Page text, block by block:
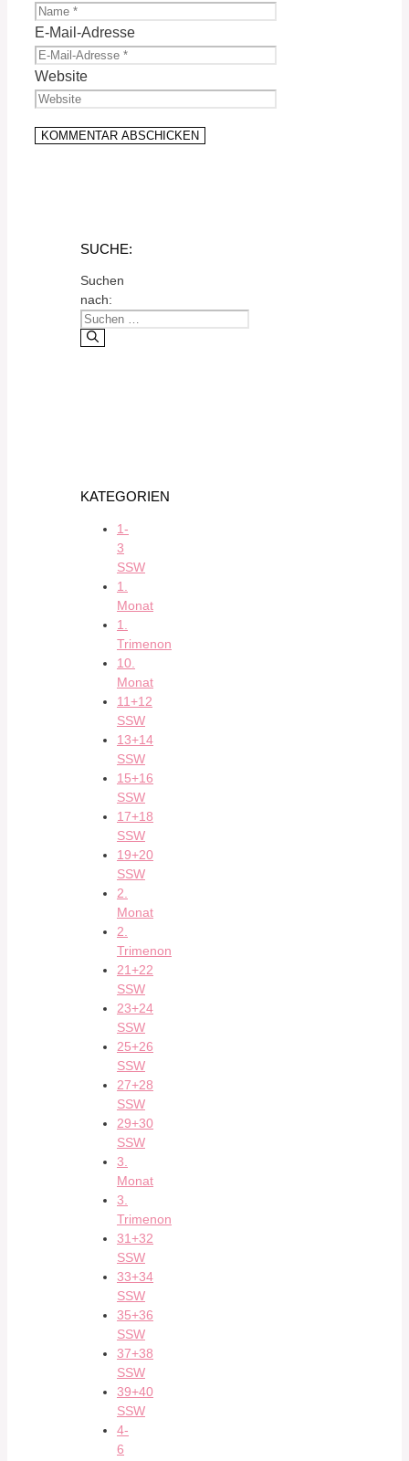
E-Mail-Adresse
Website
SUCHE:
Suchen
nach:
KATEGORIEN
1-
3
SSW
1.
Monat
1.
Trimenon
10.
Monat
11+12
SSW
13+14
SSW
15+16
SSW
17+18
SSW
19+20
SSW
2.
Monat
2.
Trimenon
21+22
SSW
23+24
SSW
25+26
SSW
27+28
SSW
29+30
SSW
3.
Monat
3.
Trimenon
31+32
SSW
33+34
SSW
35+36
SSW
37+38
SSW
39+40
SSW
4-
6